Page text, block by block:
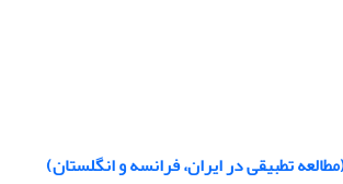
تطبیقی در ایران، فرانسه و انگلستان)